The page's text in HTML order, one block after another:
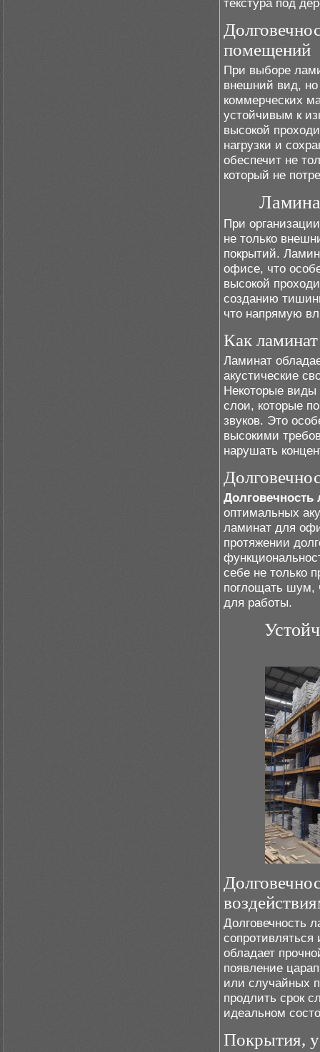
текстура под
помещений
При выборе
внешний вид, но
коммерческих
устойчивым к
высокой
нагрузки и
обеспечит не
который не
При
не только
покрытий.
офисе, что
высокой
созданию
что напрямую
Как
Ламинат
акустические
Некоторые
слои, которые
звуков. Это
высокими
нарушать
Долговечность
оптимальных
ламинат для
протяжении
себе не только
поглощать шум,
для работы.
Долговечность
обладает
появление
или случайных
продлить срок
идеальном
Покрытия,